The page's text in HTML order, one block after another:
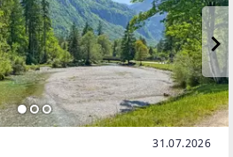
31.07.2026